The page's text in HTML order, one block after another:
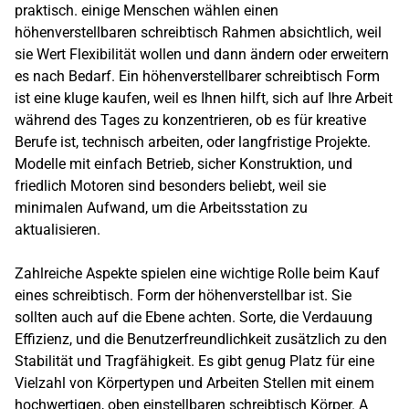
praktisch. einige Menschen wählen einen
höhenverstellbaren schreibtisch Rahmen absichtlich, weil
sie Wert Flexibilität wollen und dann ändern oder erweitern
es nach Bedarf. Ein höhenverstellbarer schreibtisch Form
ist eine kluge kaufen, weil es Ihnen hilft, sich auf Ihre Arbeit
während des Tages zu konzentrieren, ob es für kreative
Berufe ist, technisch arbeiten, oder langfristige Projekte.
Modelle mit einfach Betrieb, sicher Konstruktion, und
friedlich Motoren sind besonders beliebt, weil sie
minimalen Aufwand, um die Arbeitsstation zu
aktualisieren.
Zahlreiche Aspekte spielen eine wichtige Rolle beim Kauf
eines schreibtisch. Form der höhenverstellbar ist. Sie
sollten auch auf die Ebene achten. Sorte, die Verdauung
Effizienz, und die Benutzerfreundlichkeit zusätzlich zu den
Stabilität und Tragfähigkeit. Es gibt genug Platz für eine
Vielzahl von Körpertypen und Arbeiten Stellen mit einem
hochwertigen, oben einstellbaren schreibtisch Körper. A